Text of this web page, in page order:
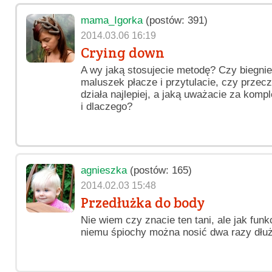
mama_Igorka(postów: 391)
2014.03.06 16:19
Crying down
A wy jaką stosujecie metodę? Czy
maluszek płacze i przytulacie, czy
działa najlepiej, a jaką uważacie za
i dlaczego?
agnieszka(postów: 165)
2014.02.03 15:48
Przedłużka do body
Nie wiem czy znacie ten tani, ale jak
niemu śpiochy można nosić dwa razy